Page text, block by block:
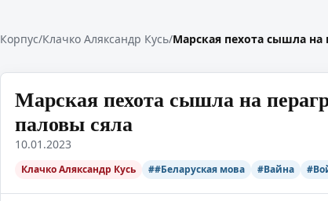
Корпус/Клачко Аляксандр Кусь/Марская пехота сышла на
Марская пехота сышла на
паловы сяла
10.01.2023
Клачко Аляксандр Кусь ##Беларуская мова #Вайна